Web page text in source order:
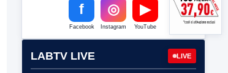
f
Facebook
◎
Instagram
▶
YouTube
LABTV LIVE LIVE